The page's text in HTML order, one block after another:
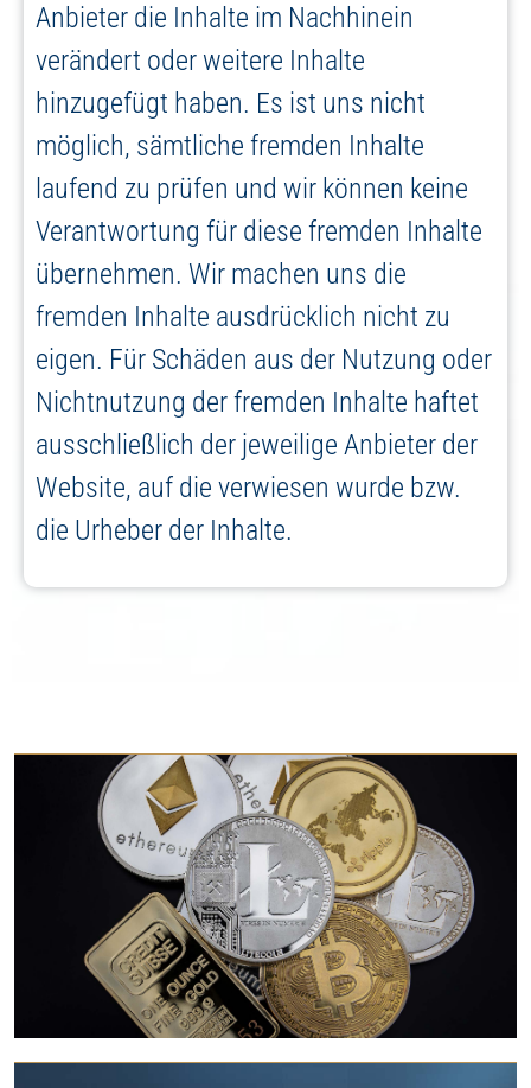
Anbieter die Inhalte im Nachhinein
verändert oder weitere Inhalte
hinzugefügt haben. Es ist uns nicht
möglich, sämtliche fremden Inhalte
laufend zu prüfen und wir können keine
Verantwortung für diese fremden Inhalte
übernehmen. Wir machen uns die
fremden Inhalte ausdrücklich nicht zu
eigen. Für Schäden aus der Nutzung oder
Nichtnutzung der fremden Inhalte haftet
ausschließlich der jeweilige Anbieter der
Website, auf die verwiesen wurde bzw.
die Urheber der Inhalte.